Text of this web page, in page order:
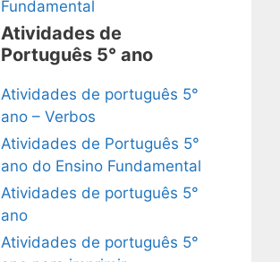
Fundamental
Atividades de
Português 5° ano
Atividades de português 5°
ano – Verbos
Atividades de Português 5°
ano do Ensino Fundamental
Atividades de português 5°
ano
Atividades de português 5°